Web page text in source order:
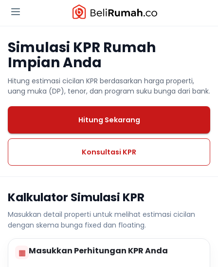
Simulasi KPR Rumah
Impian Anda
Hitung estimasi cicilan KPR berdasarkan harga properti,
uang muka (DP), tenor, dan program suku bunga dari bank.
Hitung Sekarang
Konsultasi KPR
Kalkulator Simulasi KPR
Masukkan detail properti untuk melihat estimasi cicilan
dengan skema bunga fixed dan floating.
▦ Masukkan Perhitungan KPR Anda